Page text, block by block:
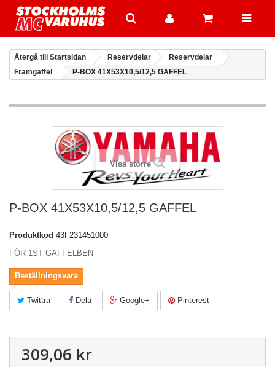
Återgå till Startsidan Reservdelar
Reservdelar
Framgaffel
P-BOX 41X53X10,5/12,5 GAFFEL
Visa större
P-BOX 41X53X10,5/12,5 GAFFEL
Produktkod 43F231451000
FÖR 1ST GAFFELBEN
Beställningsvara
Twittra Dela Google+ Pinterest
309,06 kr